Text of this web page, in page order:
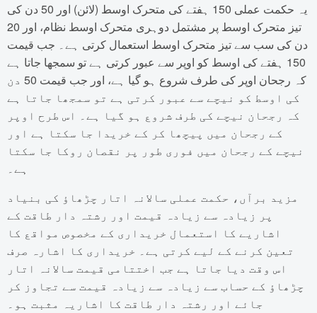
یہ حکمت عملی 150 ہفتے کی متحرک اوسط (لائن) اور 50 دن کی
تیز متحرک اوسط پر مشتمل دوہری متحرک اوسط نظام، اور 20
دن کی سب سے تیز متحرک اوسط استعمال کرتی ہے۔ جب قیمت
150 ہفتے کی اوسط کو اوپر سے عبور کرتی ہے تو سمجھا جاتا ہے
کہ رجحان اوپر کی طرف شروع ہو گیا ہے، اور جب قیمت 50 دن
کی اوسط کو نیچے سے عبور کرتی ہے تو سمجھا جاتا ہے
کہ رجحان نیچے کی طرف شروع ہو گیا ہے۔ اس طرح اوپر
کے رجحان میں پیچھا کر کے خریدا جا سکتا ہے اور
نیچے کے رجحان میں فوری طور پر نقصان روکا جا سکتا
ہے۔
مزید برآں، حکمت عملی سالانہ اتار چڑھاؤ کی بنیاد
پر زیادہ سے زیادہ قیمت اور رشتہ دار طاقت کے
اشاریے کا استعمال خریداری کے مخصوص مواقع کا
تعین کرنے کے لیے کرتی ہے۔ خریداری کا اشارہ صرف
اس وقت دیا جاتا ہے جب اختتامی قیمت سالانہ اتار
چڑھاؤ کے حساب سے زیادہ سے زیادہ قیمت سے تجاوز کر
جائے اور رشتہ دار طاقت کا اشاریہ مثبت ہو۔